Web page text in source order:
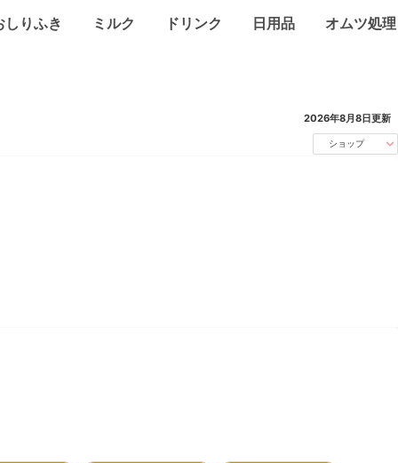
しりふき ミルク ドリンク 日用品 オムツ処理
2026年8月8日更新
ショップ